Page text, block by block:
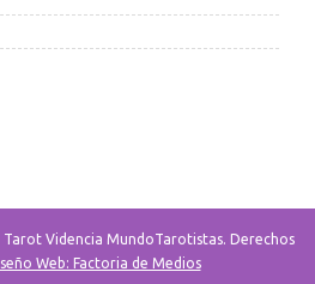
Videncia MundoTarotistas. Derechos
Web: Factoria de Medios